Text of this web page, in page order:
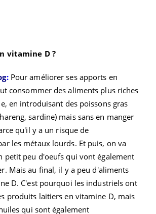
vitamine D ?
: Pour améliorer ses apports en
consommer des aliments plus riches
en introduisant des poissons gras
sardine) mais sans en manger
qu'il y a un risque de
les métaux lourds. Et puis, on va
petit peu d'oeufs qui vont également
Mais au final, il y a peu d'aliments
D. C'est pourquoi les industriels ont
produits laitiers en vitamine D, mais
qui sont également